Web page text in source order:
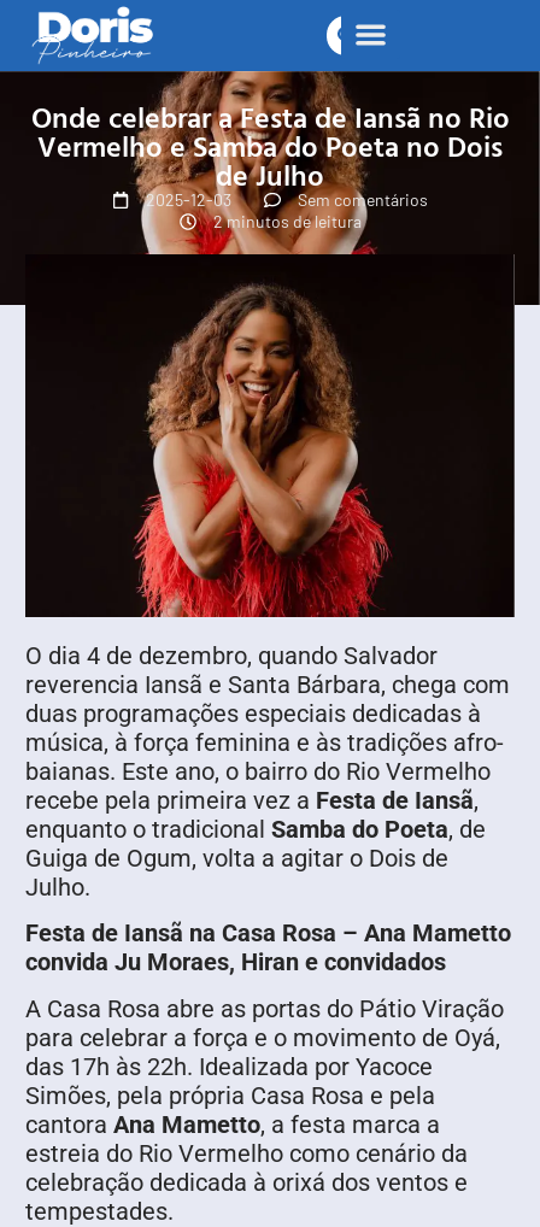
Onde celebrar a Festa de Iansã no Rio
Vermelho e Samba do Poeta no Dois
de Julho
2025-12-03
Sem comentários
2 minutos de leitura
O dia 4 de dezembro, quando Salvador
reverencia Iansã e Santa Bárbara, chega com
duas programações especiais dedicadas à
música, à força feminina e às tradições afro-
baianas. Este ano, o bairro do Rio Vermelho
recebe pela primeira vez a Festa de Iansã,
enquanto o tradicional Samba do Poeta, de
Guiga de Ogum, volta a agitar o Dois de
Julho.
Festa de Iansã na Casa Rosa – Ana Mametto
convida Ju Moraes, Hiran e convidados
A Casa Rosa abre as portas do Pátio Viração
para celebrar a força e o movimento de Oyá,
das 17h às 22h. Idealizada por Yacoce
Simões, pela própria Casa Rosa e pela
cantora Ana Mametto, a festa marca a
estreia do Rio Vermelho como cenário da
celebração dedicada à orixá dos ventos e
tempestades.